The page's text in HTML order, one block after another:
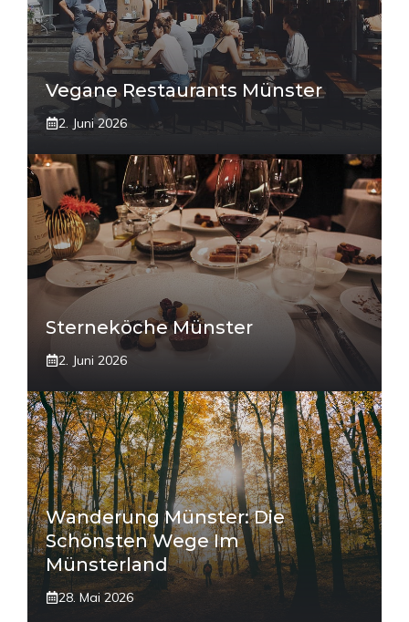
Vegane Restaurants Münster
2. Juni 2026
Sterneköche Münster
2. Juni 2026
Wanderung Münster: Die
Schönsten Wege Im
Münsterland
28. Mai 2026